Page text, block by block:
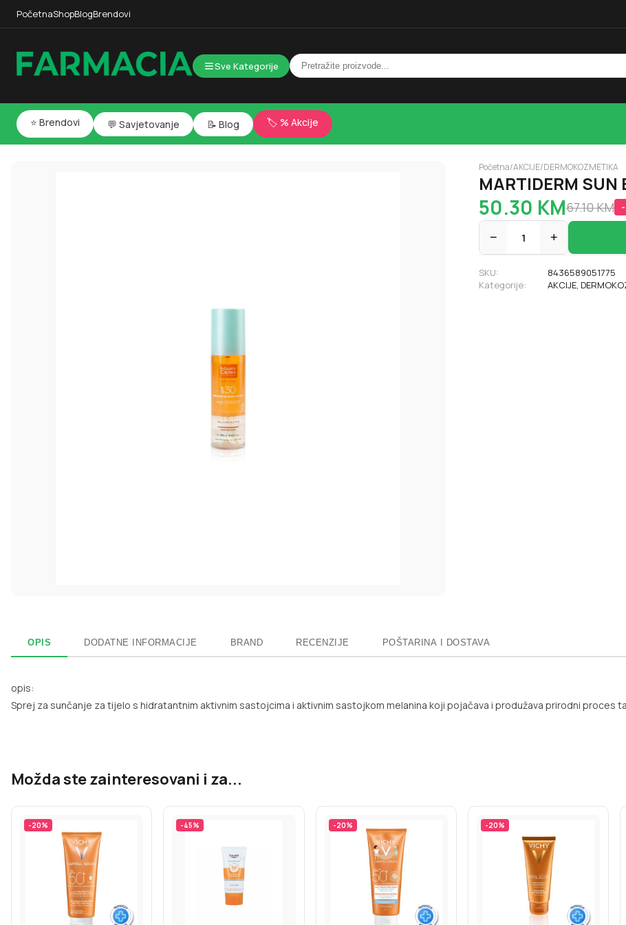
PočetnaShopBlogBrendovi
Sve Kategorije
⭐ Brendovi 💬 Savjetovanje 📝 Blog 🏷️ % Akcije
Početna/AKCIJE/DERMOKOZMETIKA
MARTIDERM SUN
50.30 KM67.10KM -
− 1 +
SKU:
8436589051775
Kategorije:
AKCIJE,
OPIS DODATNE INFORMACIJE BRAND RECENZIJE POŠTARINA I DOSTAVA
opis:
Sprej za sunčanje za tijelo s hidratantnim aktivnim sastojcima i aktivnim sastojkom melanina koji pojačava i produžava prirodni proces
Možda ste zainteresovani i za...
-20% -45% -20% -20%